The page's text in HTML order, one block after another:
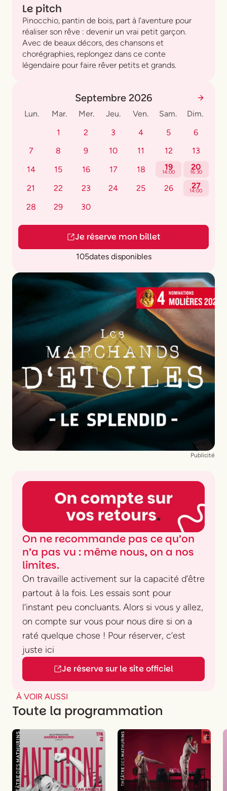
Le pitch
Pinocchio, pantin de bois, part à l’aventure pour
réaliser son rêve : devenir un vrai petit garçon.
Avec de beaux décors, des chansons et
chorégraphies, replongez dans ce conte
légendaire pour faire rêver petits et grands.
Septembre 2026
Lun. Mar. Mer. Jeu. Ven. Sam.
Dim.
1
2 3 4 5
6
7
8 9 10 11 12
13
14
15 16 17 18 19
14:00
20
16:30
21 22 23 24 25 26 27
14:00
28 29 30
Je réserve mon billet
105dates disponibles
Publicité
On ne recommande pas ce qu’on
n’a pas vu : même nous, on a nos
limites.
On travaille activement sur la capacité d’être
partout à la fois. Les essais sont pour
l’instant peu concluants. Alors si vous y allez,
on compte sur vous pour nous dire si on a
raté quelque chose ! Pour réserver, c’est
juste ici
Je réserve sur le site officiel
À VOIR AUSSI
Toute la programmation